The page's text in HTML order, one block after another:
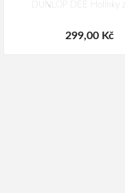
DUNLOP DEE Holínky
299,00 Kč